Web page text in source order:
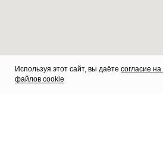
Используя этот сайт, вы даёте согласие
файлов cookie